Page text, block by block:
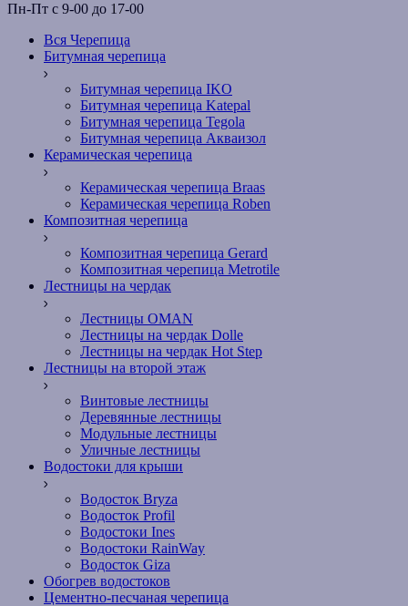
Пн-Пт с 9-00 до 17-00
Вся Черепица
Битумная черепица
Битумная черепица IKO
Битумная черепица Katepal
Битумная черепица Tegola
Битумная черепица Акваизол
Керамическая черепица
Керамическая черепица Braas
Керамическая черепица Roben
Композитная черепица
Композитная черепица Gerard
Композитная черепица Metrotile
Лестницы на чердак
Лестницы OMAN
Лестницы на чердак Dolle
Лестницы на чердак Hot Step
Лестницы на второй этаж
Винтовые лестницы
Деревянные лестницы
Модульные лестницы
Уличные лестницы
Водостоки для крыши
Водосток Bryza
Водосток Profil
Водостоки Ines
Водостоки RainWay
Водосток Giza
Обогрев водостоков
Цементно-песчаная черепица